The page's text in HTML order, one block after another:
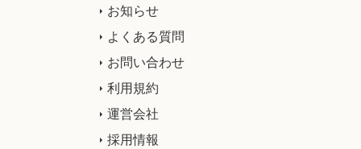
お知らせ
よくある質問
お問い合わせ
利用規約
運営会社
採用情報